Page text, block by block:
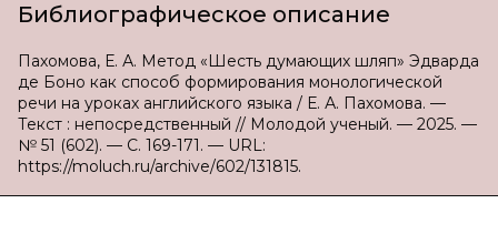
Библиографическое описание
Пахомова, Е. А. Метод «Шесть думающих шляп» Эдварда
де Боно как способ формирования монологической
речи на уроках английского языка / Е. А. Пахомова. —
Текст : непосредственный // Молодой ученый. — 2025. —
№ 51 (602). — С. 169-171. — URL:
https://moluch.ru/archive/602/131815.